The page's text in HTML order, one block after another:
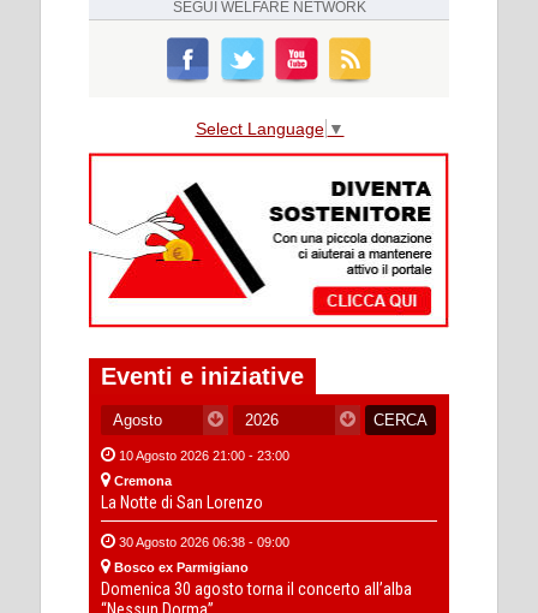
SEGUI WELFARE NETWORK
Select Language ▼
Eventi e iniziative
10 Agosto 2026 21:00 - 23:00
Cremona
La Notte di San Lorenzo
30 Agosto 2026 06:38 - 09:00
Bosco ex Parmigiano
Domenica 30 agosto torna il concerto all’alba
“Nessun Dorma”